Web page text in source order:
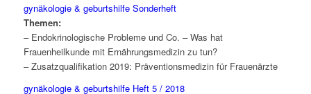
gynäkologie & geburtshilfe Sonderheft
Themen:
– Endokrinologische Probleme und Co. – Was hat
Frauenheilkunde mit Ernährungsmedizin zu tun?
– Zusatzqualifikation 2019: Präventionsmedizin für Frauenärzte
gynäkologie & geburtshilfe Heft 5 / 2018